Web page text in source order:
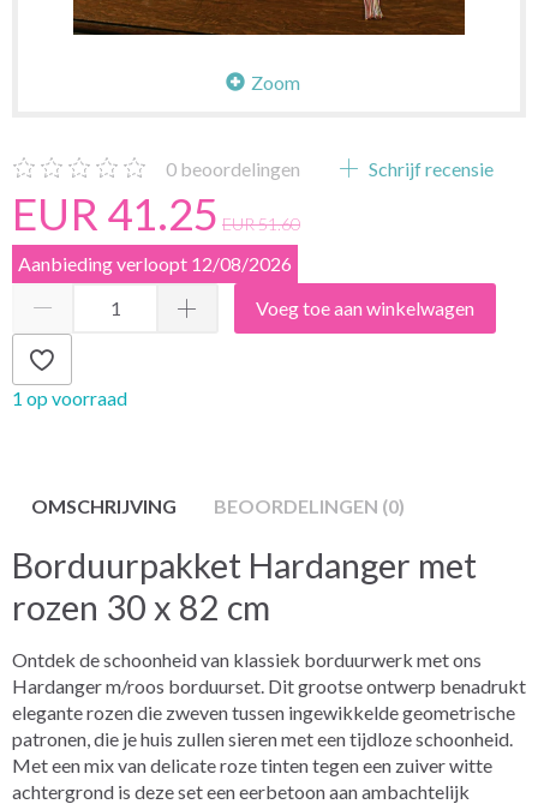
Zoom
0 beoordelingen Schrijf recensie
EUR 41.25 EUR 51.60
Aanbieding verloopt 12/08/2026
Voeg toe aan winkelwagen
1 op voorraad
OMSCHRIJVING BEOORDELINGEN (0)
Borduurpakket Hardanger met
rozen 30 x 82 cm
Ontdek de schoonheid van klassiek borduurwerk met ons
Hardanger m/roos borduurset. Dit grootse ontwerp benadrukt
elegante rozen die zweven tussen ingewikkelde geometrische
patronen, die je huis zullen sieren met een tijdloze schoonheid.
Met een mix van delicate roze tinten tegen een zuiver witte
achtergrond is deze set een eerbetoon aan ambachtelijk